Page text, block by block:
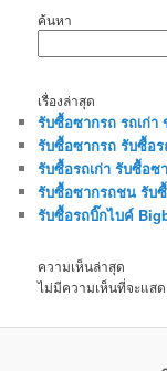
ค้นหา
เรื่องล่าสุด
รับซื้อซากรถ รถเก่า
รับซื้อซากรถ รับซื้อร
รับซื้อรถเก่า รับซื้อซ
รับซื้อซากรถชน รับซื้
รับซื้อรถบิ๊กไบค์
ความเห็นล่าสุด
ไม่มีความเห็นที่จะแสด